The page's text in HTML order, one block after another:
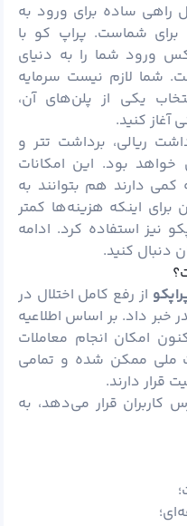
راهی ساده برای ورود به
برای شماست. پراپ کو با
ورود شما را به دنیای
شما لازم نیست سرمایه
یکی از پلن‌های آن،
آغاز کنید.
ریالی، برداشت تتر و
دسترس خواهد بود. این امکانات
دارند هم بتوانند به
اینکه هزینه‌ها کمتر
نیز استفاده کرد. ادامه
دنبال کنید.
از رفع کامل اختلال در
خبر داد. بر اساس اطلاعیه
امکان انجام معاملات
ملی ممکن شده و تمامی
دارند.
کاربران قرار می‌دهد، به